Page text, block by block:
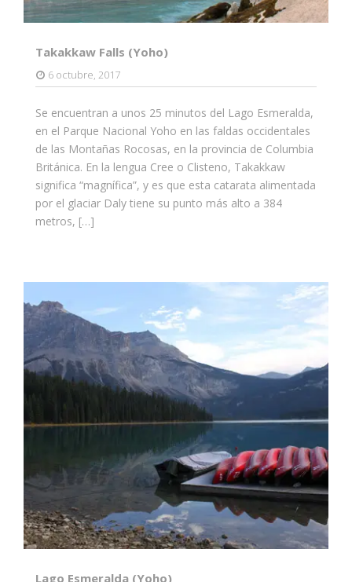
Takakkaw Falls (Yoho)
6 octubre, 2017
Se encuentran a unos 25 minutos del Lago Esmeralda,
en el Parque Nacional Yoho en las faldas occidentales
de las Montañas Rocosas, en la provincia de Columbia
Británica. En la lengua Cree o Clisteno, Takakkaw
significa “magnífica”, y es que esta catarata alimentada
por el glaciar Daly tiene su punto más alto a 384
metros, […]
Lago Esmeralda (Yoho)